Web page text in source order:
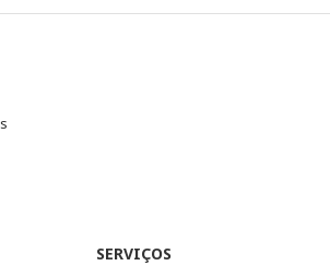
SERVIÇOS